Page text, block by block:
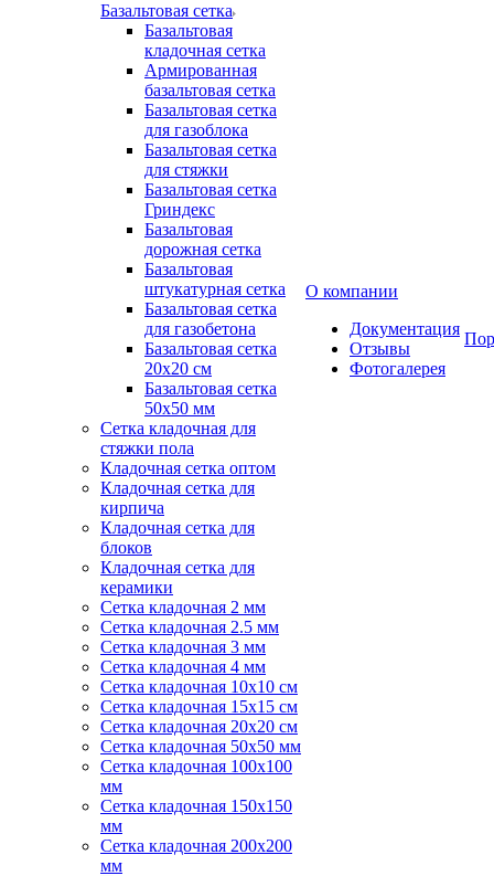
Базальтовая сетка
Базальтовая
кладочная сетка
Армированная
базальтовая сетка
Базальтовая сетка
для газоблока
Базальтовая сетка
для стяжки
Базальтовая сетка
Гриндекс
Базальтовая
дорожная сетка
Базальтовая
штукатурная сетка
Базальтовая сетка
для газобетона
Базальтовая сетка
20x20 см
Базальтовая сетка
50x50 мм
Сетка кладочная для
стяжки пола
Кладочная сетка оптом
Кладочная сетка для
кирпича
Кладочная сетка для
блоков
Кладочная сетка для
керамики
Сетка кладочная 2 мм
Сетка кладочная 2.5 мм
Сетка кладочная 3 мм
Сетка кладочная 4 мм
Сетка кладочная 10x10 см
Сетка кладочная 15x15 см
Сетка кладочная 20x20 см
Сетка кладочная 50x50 мм
Сетка кладочная 100x100
мм
Сетка кладочная 150x150
мм
Сетка кладочная 200x200
мм
О компании
Документация
Отзывы
Фотогалерея